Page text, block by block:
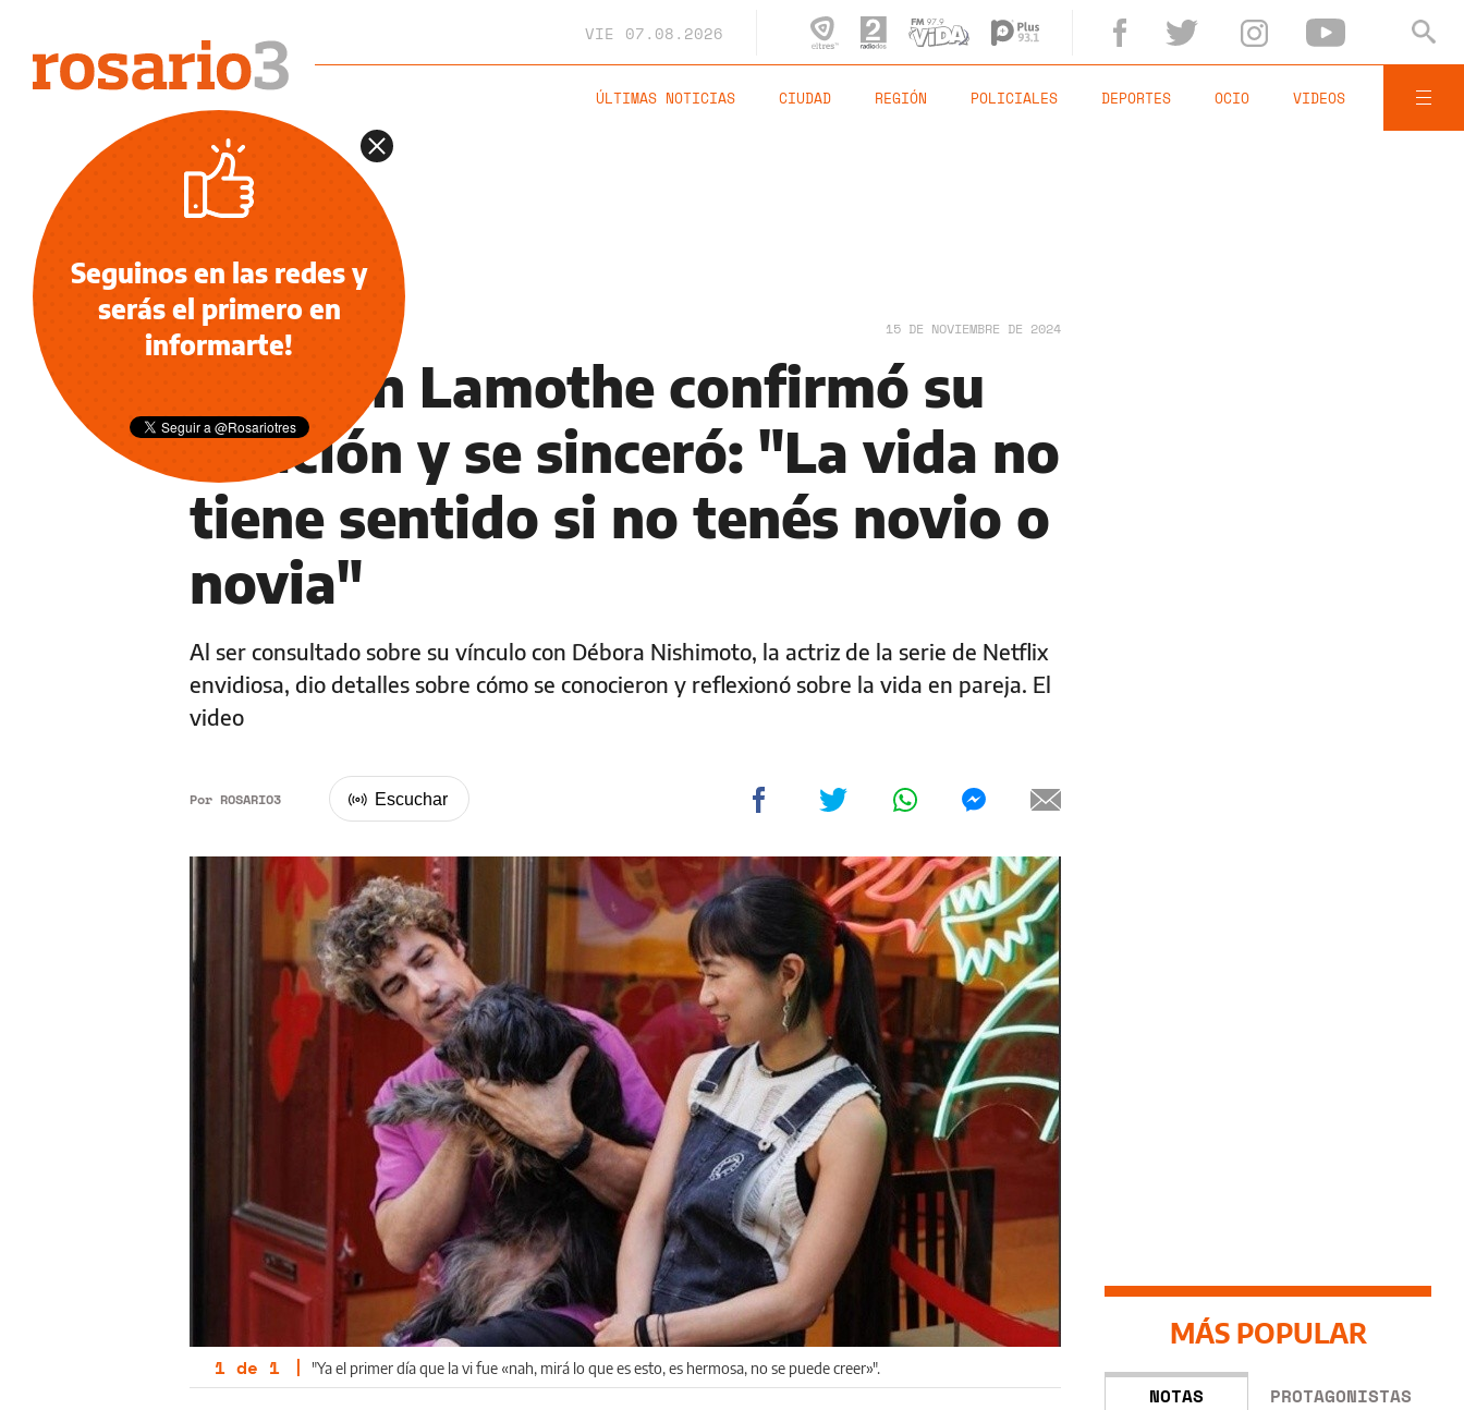
VIE 07.08.2026
ÚLTIMAS NOTICIAS CIUDAD REGIÓN POLICIALES DEPORTES OCIO VIDEOS
OCIO 15 DE NOVIEMBRE DE 2024
Esteban Lamothe confirmó su
relación y se sinceró: "La vida no
tiene sentido si no tenés novio o
novia"
Al ser consultado sobre su vínculo con Débora Nishimoto, la actriz de la serie de Netflix
envidiosa, dio detalles sobre cómo se conocieron y reflexionó sobre la vida en pareja. El
video
Por ROSARIO3
1 de 1 | "Ya el primer día que la vi fue «nah, mirá lo que es esto, es hermosa, no se puede creer»".
MÁS POPULAR
NOTAS PROTAGONISTAS
Seguinos en las redes y
serás el primero en
informarte!